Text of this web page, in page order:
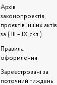
Архів
законопроєктів,
проєктів інших актів
за ( III – IX скл.)
Правила
оформлення
Зареєстровані за
поточний тиждень